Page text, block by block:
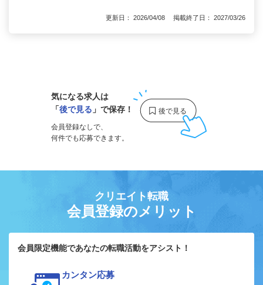
更新日： 2026/04/08 掲載終了日： 2027/03/26
気になる求人は
「後で見る 」で保存！
会員登録なしで、
何件でも応募できます。
クリエイト転職
会員登録のメリット
会員限定機能であなたの転職活動をアシスト！
カンタン応募